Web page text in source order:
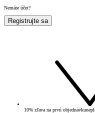
Nemáte účet?
Registrujte sa
10% zľava na prvú objednávku